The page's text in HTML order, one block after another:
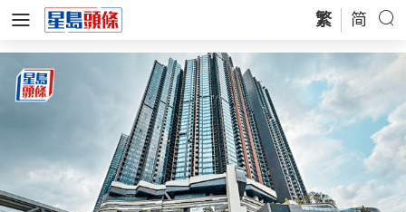
繁 简